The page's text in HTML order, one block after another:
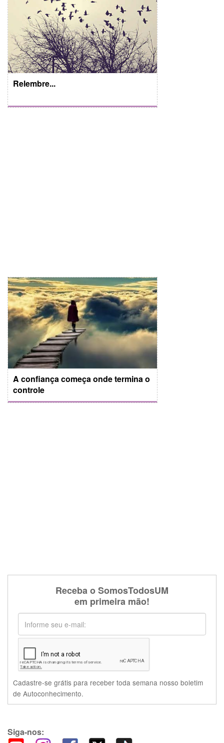
Relembre...
A confiança começa onde termina o
controle
Receba o SomosTodosUM
em primeira mão!
Cadastre-se grátis para receber toda semana nosso boletim
de Autoconhecimento.
Siga-nos: